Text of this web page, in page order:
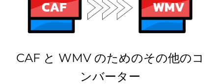
CAF と WMV のためのその他のコ
ンバーター